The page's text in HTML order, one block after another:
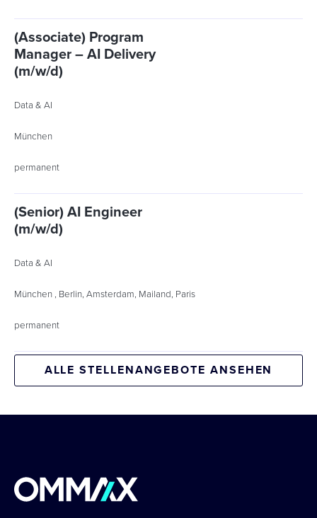
(Associate) Program
Manager – AI Delivery
(m/w/d)
Data & AI
München
permanent
(Senior) AI Engineer
(m/w/d)
Data & AI
München , Berlin, Amsterdam, Mailand, Paris
permanent
ALLE STELLENANGEBOTE ANSEHEN